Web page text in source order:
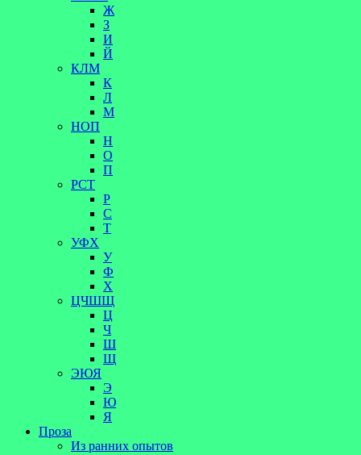
Ж
З
И
Й
КЛМ
К
Л
М
НОП
Н
О
П
РСТ
Р
С
Т
УФХ
У
Ф
Х
ЦЧШЩ
Ц
Ч
Ш
Щ
ЭЮЯ
Э
Ю
Я
Проза
Из ранних опытов